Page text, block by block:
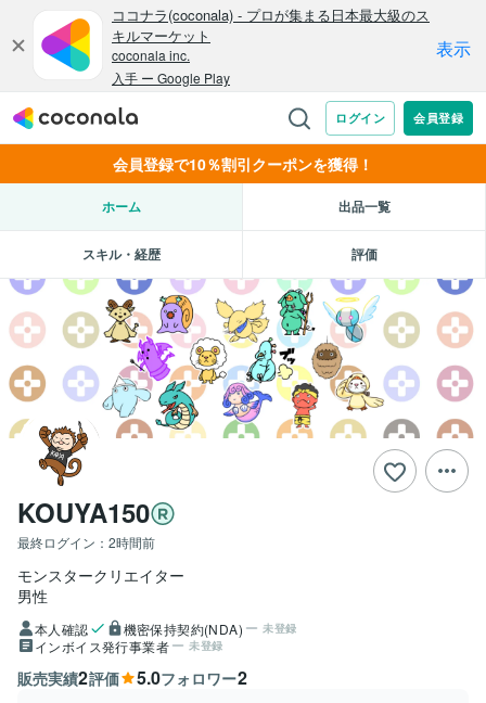
会員登録で10％割引クーポンを獲得！
ホーム 出品一覧
スキル・経歴 評価
KOUYA150
最終ログイン： 2時間前
モンスタークリエイター
男性
本人確認 機密保持契約(NDA) 未登録
インボイス発行事業者 未登録
販売実績2評価 5.0フォロワー2